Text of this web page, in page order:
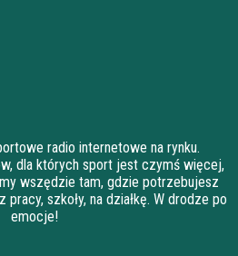
radio internetowe na rynku.
dla których sport jest czymś więcej,
wszędzie tam, gdzie potrzebujesz
szkoły, na działkę. W drodze po
emocje!